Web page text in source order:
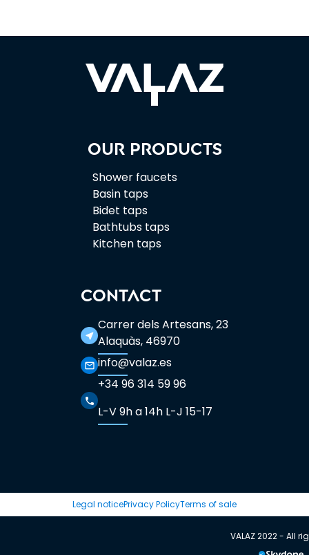
Our products
Shower faucets
Basin taps
Bidet taps
Bathtubs taps
Kitchen taps
CONTACT
near_me
Carrer dels Artesans, 23
Alaquàs, 46970
mail_outline info@valaz.es
phone
+34 96 314 59 96
L-V 9h a 14h L-J 15-17
Legal noticePrivacy PolicyTerms of sale
VALAZ 2022 - All